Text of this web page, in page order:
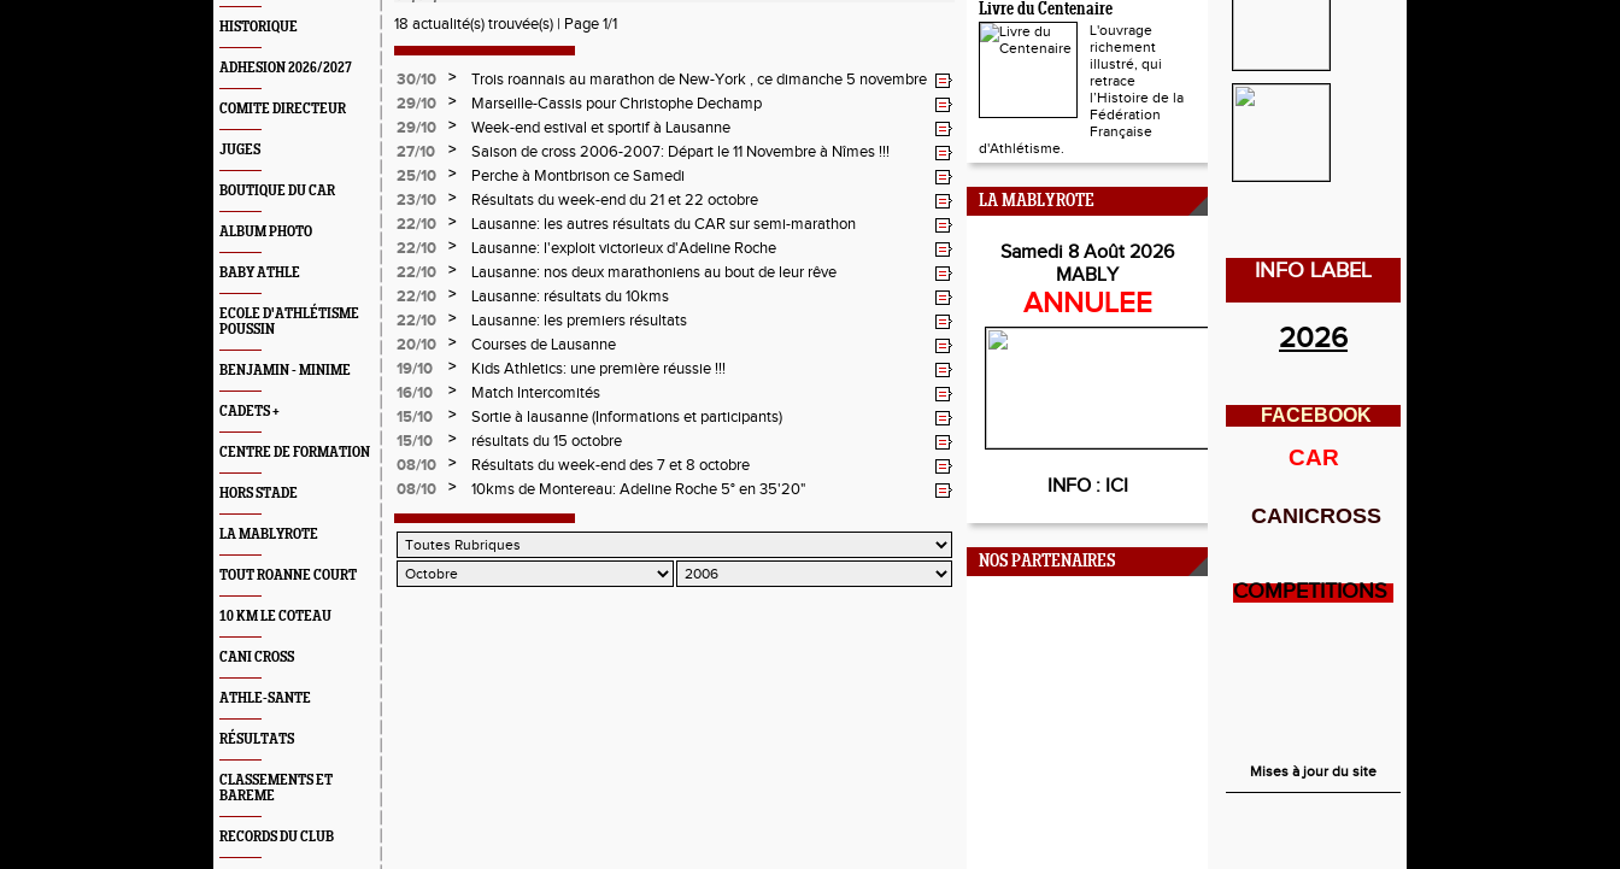
HISTORIQUE
ADHESION 2026/2027
COMITE DIRECTEUR
JUGES
BOUTIQUE DU CAR
ALBUM PHOTO
BABY ATHLE
ECOLE D'ATHLÉTISME
POUSSIN
BENJAMIN - MINIME
CADETS +
CENTRE DE FORMATION
HORS STADE
LA MABLYROTE
TOUT ROANNE COURT
10 KM LE COTEAU
CANI CROSS
ATHLE-SANTE
RÉSULTATS
CLASSEMENTS ET
BAREME
RECORDS DU CLUB
18 actualité(s) trouvée(s) | Page 1/1
30/10 >
Trois roannais au marathon de New-York , ce dimanche 5 novembre
29/10
>
Marseille-Cassis pour Christophe Dechamp
29/10
>
Week-end estival et sportif à Lausanne
27/10
>
Saison de cross 2006-2007: Départ le 11 Novembre à Nîmes !!!
25/10
>
Perche à Montbrison ce Samedi
23/10
>
Résultats du week-end du 21 et 22 octobre
22/10
>
Lausanne: les autres résultats du CAR sur semi-marathon
22/10
>
Lausanne: l'exploit victorieux d'Adeline Roche
22/10
>
Lausanne: nos deux marathoniens au bout de leur rêve
22/10
>
Lausanne: résultats du 10kms
22/10
>
Lausanne: les premiers résultats
20/10
>
Courses de Lausanne
19/10
>
Kids Athletics: une première réussie !!!
16/10
>
Match Intercomités
15/10
>
Sortie à lausanne (Informations et participants)
15/10
>
résultats du 15 octobre
08/10
>
Résultats du week-end des 7 et 8 octobre
08/10
> 10kms de Montereau: Adeline Roche 5° en 35'20"
Livre du Centenaire
L'ouvrage
richement
illustré, qui
retrace
l’Histoire de la
Fédération
Française
d'Athlétisme.
LA MABLYROTE
Samedi 8 Août 2026
MABLY
ANNULEE
INFO : ICI
NOS PARTENAIRES
INFO LABEL
2026
FACEBOOK
CAR
CANICROSS
COMPETITIONS
Mises à jour du site